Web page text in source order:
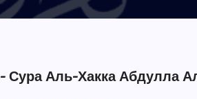
Сура Аль-Хакка Абдулла